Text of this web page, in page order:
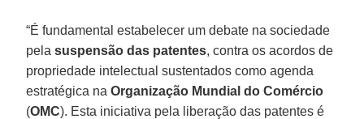
“É fundamental estabelecer um debate na sociedade
pelasuspensão das patentes, contra os acordos de
propriedade intelectual sustentados como agenda
estratégica naOrganização Mundial do Comércio
(OMC). Esta iniciativa pela liberação das patentes é